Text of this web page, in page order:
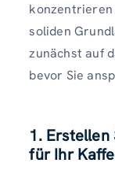
konzentrieren
soliden
zunächst auf
bevor Sie
1.
für Ihr